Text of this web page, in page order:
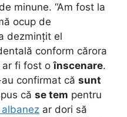
minune. “Am fost la
ocup de
dezmințit el
conform cărora
ar fi fost oînscenare.
confirmat că sunt
că se tem pentru
ar dori să